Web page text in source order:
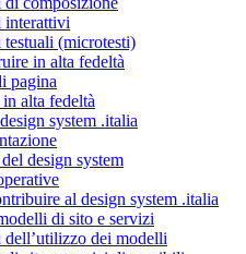
interattivi
(microtesti)
in alta fedeltà
pagina
alta fedeltà
system .italia
design system
al design system .italia
di sito e servizi
dell’utilizzo dei modelli